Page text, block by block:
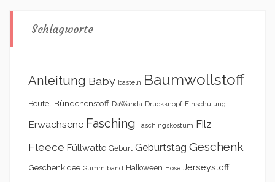
Schlagworte
Anleitung Baby basteln Baumwollstoff
Beutel Bündchenstoff DaWanda Druckknopf Einschulung
Erwachsene Fasching Faschingskostüm Filz
Fleece Füllwatte Geburt Geburtstag Geschenk
Geschenkidee Gummiband Halloween Hose Jerseystoff